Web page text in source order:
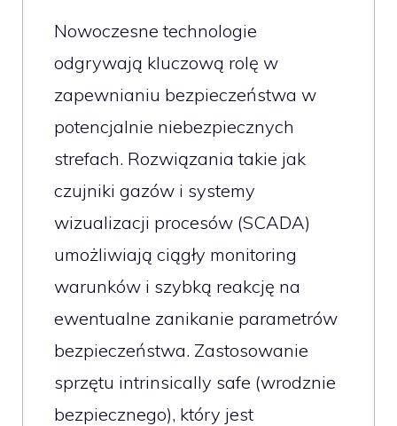
Nowoczesne technologie
odgrywają kluczową rolę w
zapewnianiu bezpieczeństwa w
potencjalnie niebezpiecznych
strefach. Rozwiązania takie jak
czujniki gazów i systemy
wizualizacji procesów (SCADA)
umożliwiają ciągły monitoring
warunków i szybką reakcję na
ewentualne zanikanie parametrów
bezpieczeństwa. Zastosowanie
sprzętu intrinsically safe (wrodznie
bezpiecznego), który jest